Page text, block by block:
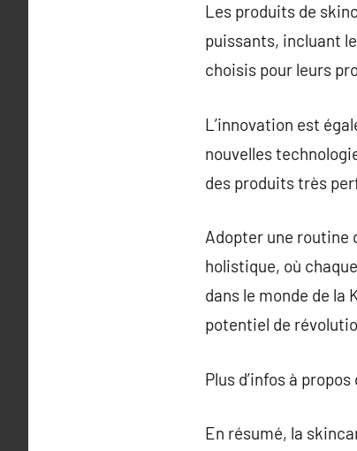
Les produits de
puissants, incluant
choisis pour leurs
L’innovation est
nouvelles
des produits très
Adopter une routine
holistique, où
dans le monde de la
potentiel de
Plus d’infos à propos
En résumé, la